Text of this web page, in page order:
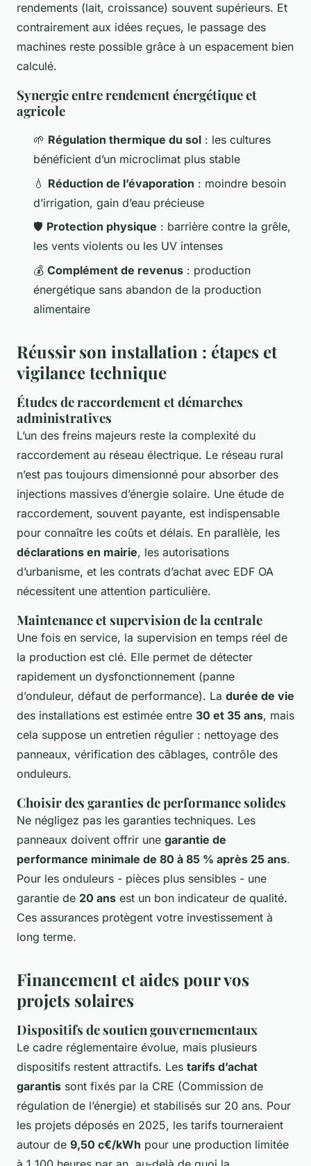
rendements (lait, croissance) souvent supérieurs. Et
contrairement aux idées reçues, le passage des
machines reste possible grâce à un espacement bien
calculé.
Synergie entre rendement énergétique et
agricole
🌱 Régulation thermique du sol : les cultures
bénéficient d’un microclimat plus stable
💧 Réduction de l’évaporation : moindre besoin
d’irrigation, gain d’eau précieuse
🛡️ Protection physique : barrière contre la grêle,
les vents violents ou les UV intenses
💰 Complément de revenus : production
énergétique sans abandon de la production
alimentaire
Réussir son installation : étapes et
vigilance technique
Études de raccordement et démarches
administratives
L’un des freins majeurs reste la complexité du
raccordement au réseau électrique. Le réseau rural
n’est pas toujours dimensionné pour absorber des
injections massives d’énergie solaire. Une étude de
raccordement, souvent payante, est indispensable
pour connaître les coûts et délais. En parallèle, les
déclarations en mairie, les autorisations
d’urbanisme, et les contrats d’achat avec EDF OA
nécessitent une attention particulière.
Maintenance et supervision de la centrale
Une fois en service, la supervision en temps réel de
la production est clé. Elle permet de détecter
rapidement un dysfonctionnement (panne
d’onduleur, défaut de performance). La durée de vie
des installations est estimée entre 30 et 35 ans, mais
cela suppose un entretien régulier : nettoyage des
panneaux, vérification des câblages, contrôle des
onduleurs.
Choisir des garanties de performance solides
Ne négligez pas les garanties techniques. Les
panneaux doivent offrir une garantie de
performance minimale de 80 à 85 % après 25 ans.
Pour les onduleurs - pièces plus sensibles - une
garantie de 20 ans est un bon indicateur de qualité.
Ces assurances protègent votre investissement à
long terme.
Financement et aides pour vos
projets solaires
Dispositifs de soutien gouvernementaux
Le cadre réglementaire évolue, mais plusieurs
dispositifs restent attractifs. Les tarifs d’achat
garantis sont fixés par la CRE (Commission de
régulation de l’énergie) et stabilisés sur 20 ans. Pour
les projets déposés en 2025, les tarifs tourneraient
autour de 9,50 c€/kWh pour une production limitée